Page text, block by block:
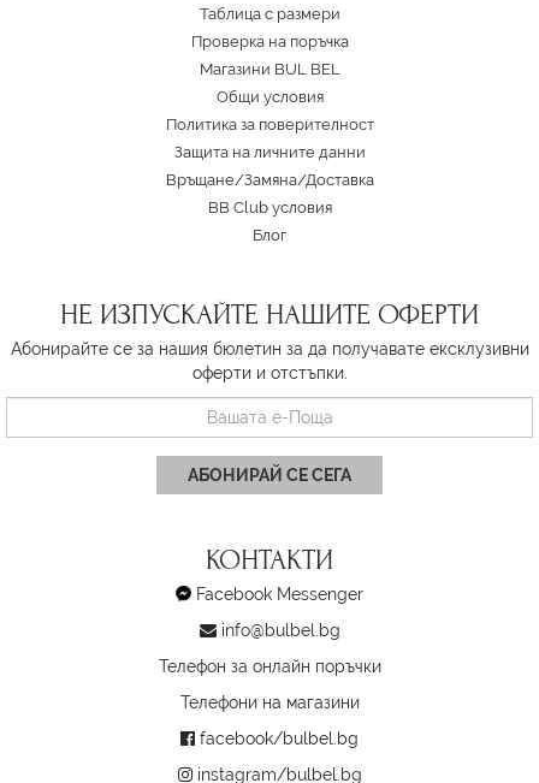
Таблица с размери
Проверка на поръчка
Магазини BUL BEL
Oбщи условия
Политика за поверителност
Защита на личните данни
Връщане/Замяна/Доставка
BB Club условия
Блог
НЕ ИЗПУСКАЙТЕ НАШИТЕ ОФЕРТИ
Абонирайте се за нашия бюлетин за да получавате ексклузивни
оферти и отстъпки.
АБОНИРАЙ СЕ СЕГА
КОНТАКТИ
Facebook Messenger
info@bulbel.bg
Телефон за онлайн поръчки
Телефони на магазини
facebook/bulbel.bg
instagram/bulbel.bg